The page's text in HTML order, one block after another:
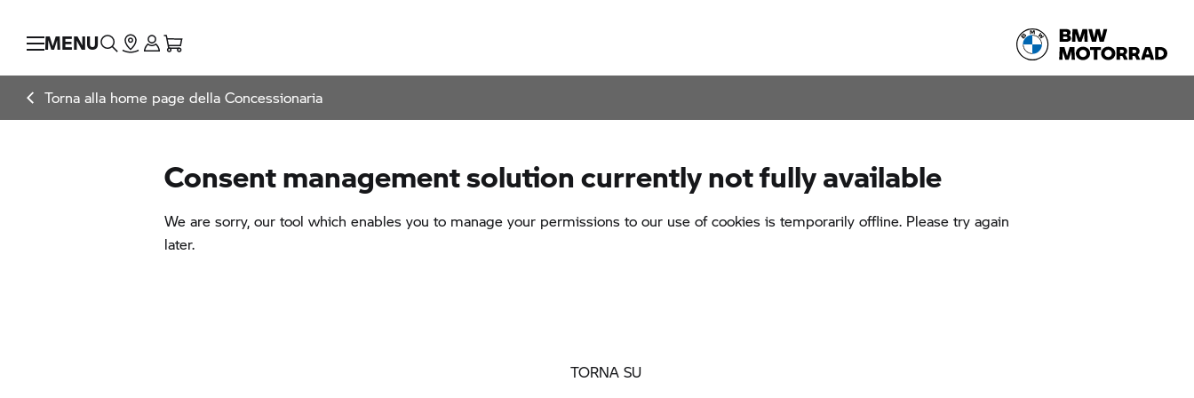
MENU
Torna alla home page della Concessionaria
TORNA SU